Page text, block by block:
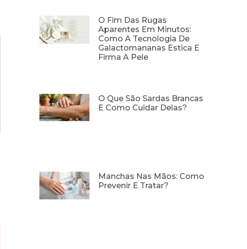
O Fim Das Rugas
Aparentes Em Minutos:
Como A Tecnologia De
Galactomananas Estica E
Firma A Pele
O Que São Sardas Brancas
E Como Cuidar Delas?
Manchas Nas Mãos: Como
Prevenir E Tratar?